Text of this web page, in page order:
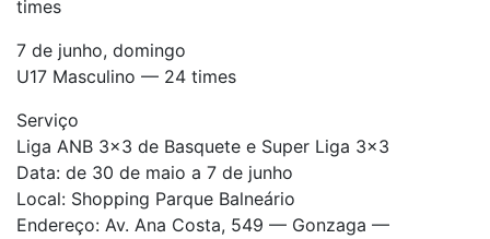
times
7 de junho, domingo
U17 Masculino — 24 times
Serviço
Liga ANB 3×3 de Basquete e Super Liga 3×3
Data: de 30 de maio a 7 de junho
Local: Shopping Parque Balneário
Endereço: Av. Ana Costa, 549 — Gonzaga —